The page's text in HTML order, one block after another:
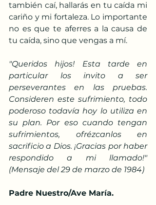
también caí, hallarás en tu caída mi
cariño y mi fortaleza. Lo importante
no es que te aferres a la causa de
tu caída, sino que vengas a mí.
"Queridos hijos! Esta tarde en
particular los invito a ser
perseverantes en las pruebas.
Consideren este sufrimiento, todo
poderoso todavía hoy lo utiliza en
su plan. Por eso cuando tengan
sufrimientos, ofrézcanlos en
sacrificio a Dios. ¡Gracias por haber
respondido a mi llamado!"
(Mensaje del 29 de marzo de 1984)
Padre Nuestro/Ave María.